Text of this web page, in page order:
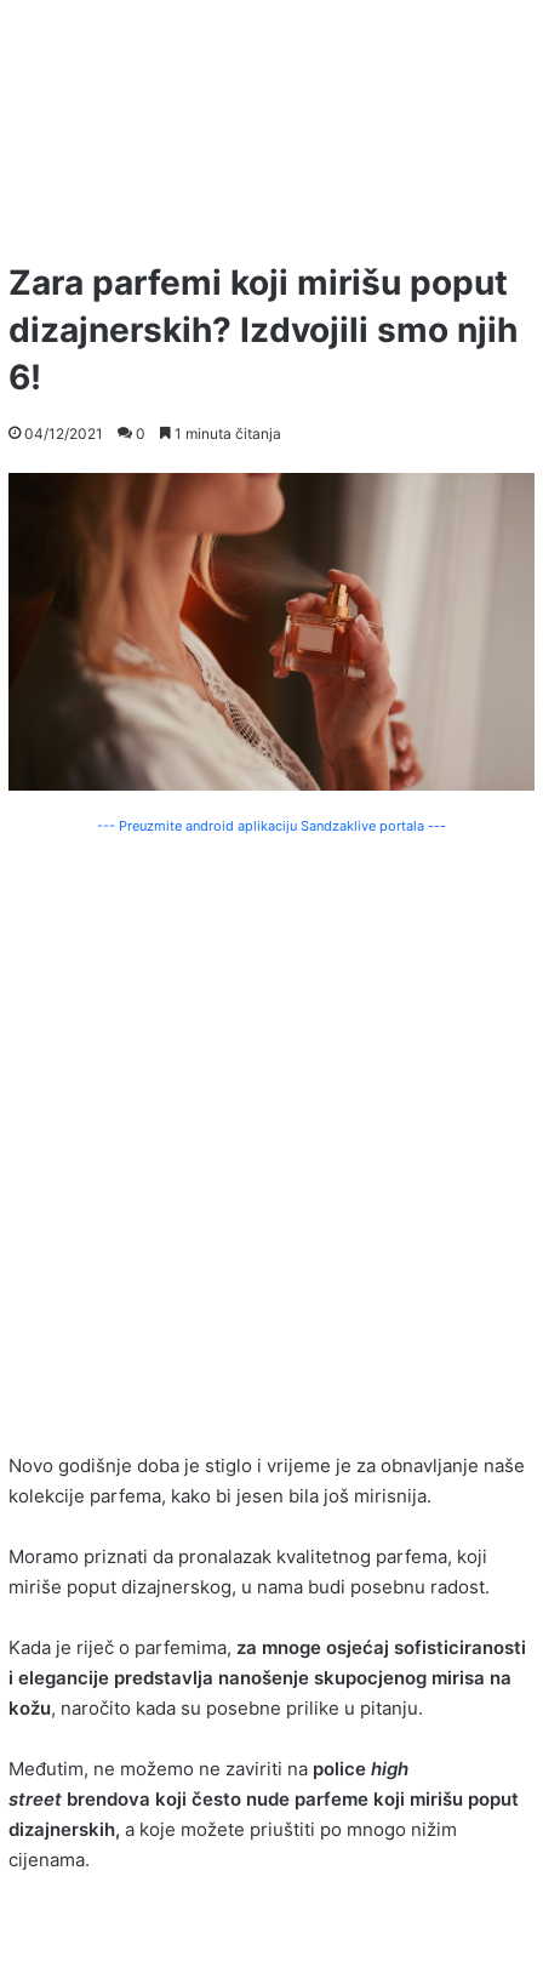
Zara parfemi koji mirišu poput
dizajnerskih? Izdvojili smo njih
6!
04/12/2021 0 1 minuta čitanja
--- Preuzmite android aplikaciju Sandzaklive portala ---
Novo godišnje doba je stiglo i vrijeme je za obnavljanje naše
kolekcije parfema, kako bi jesen bila još mirisnija.
Moramo priznati da pronalazak kvalitetnog parfema, koji
miriše poput dizajnerskog, u nama budi posebnu radost.
Kada je riječ o parfemima, za mnoge osjećaj sofisticiranosti
i elegancije predstavlja nanošenje skupocjenog mirisa na
kožu, naročito kada su posebne prilike u pitanju.
Međutim, ne možemo ne zaviriti na police high
street brendova koji često nude parfeme koji mirišu poput
dizajnerskih, a koje možete priuštiti po mnogo nižim
cijenama.